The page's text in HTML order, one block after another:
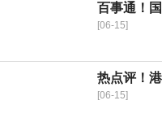
百事通！
[06-15]
热点评！
[06-15]